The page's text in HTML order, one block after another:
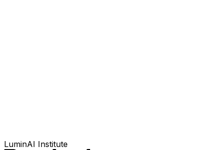
LuminAI Institute